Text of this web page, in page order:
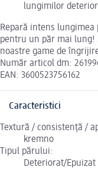
lungimilor
Repară intens
pentru un păr mai lung!
noastre game de
Număr articol dm:
EAN: 3600523756162
Caracteristici
Textură / consistență /
kremno
Tipul părului:
Deteriorat/Epuizat